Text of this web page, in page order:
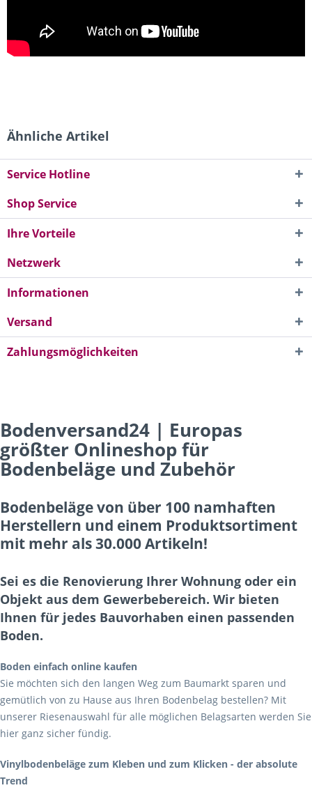
Ähnliche Artikel
Service Hotline
Shop Service
Ihre Vorteile
Netzwerk
Informationen
Versand
Zahlungsmöglichkeiten
Bodenversand24 | Europas
größter Onlineshop für
Bodenbeläge und Zubehör
Bodenbeläge von über 100 namhaften
Herstellern und einem Produktsortiment
mit mehr als 30.000 Artikeln!
Sei es die Renovierung Ihrer Wohnung oder ein
Objekt aus dem Gewerbebereich. Wir bieten
Ihnen für jedes Bauvorhaben einen passenden
Boden.
Boden einfach online kaufen
Sie möchten sich den langen Weg zum Baumarkt sparen und
gemütlich von zu Hause aus Ihren Bodenbelag bestellen? Mit
unserer Riesenauswahl für alle möglichen Belagsarten werden Sie
hier ganz sicher fündig.
Vinylbodenbeläge zum Kleben und zum Klicken - der absolute
Trend